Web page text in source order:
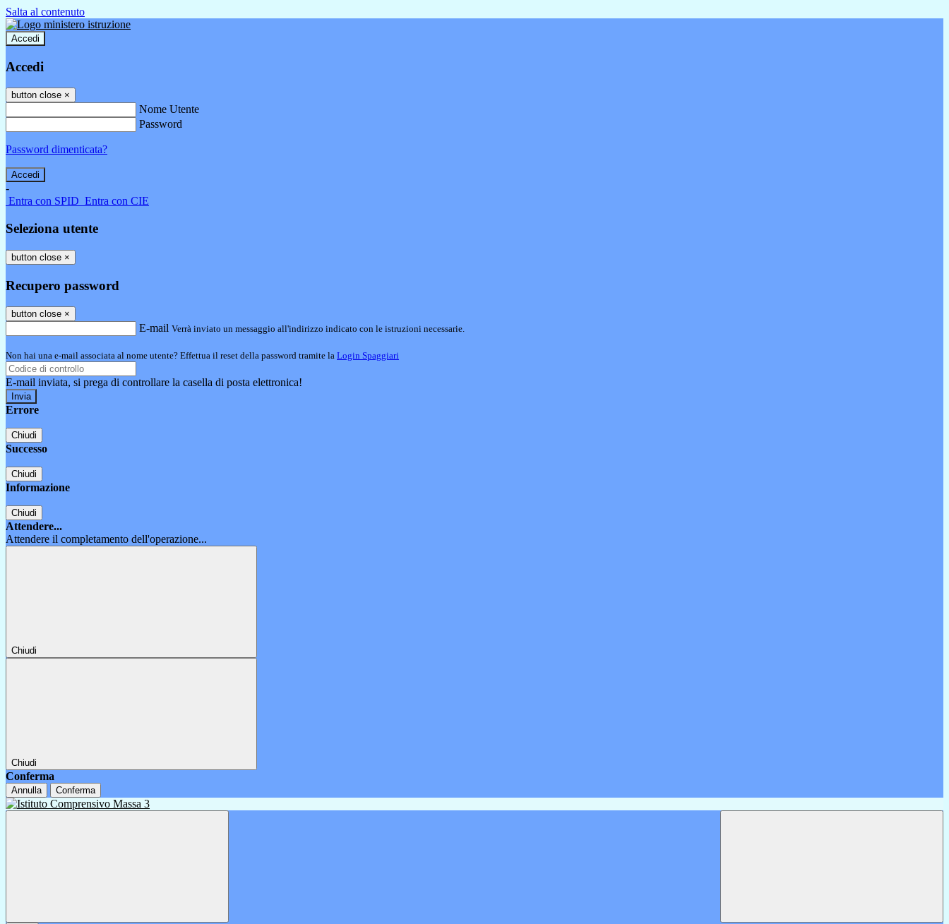
Salta al contenuto
Accedi
Accedi
button close ×
Nome Utente
Password
Password dimenticata?
-
Entra con SPID Entra con CIE
Seleziona utente
button close ×
Recupero password
button close ×
E-mail Verrà inviato un messaggio all'indirizzo indicato con le istruzioni necessarie.
Non hai una e-mail associata al nome utente? Effettua il reset della password tramite la Login Spaggiari
E-mail inviata, si prega di controllare la casella di posta elettronica!
Errore
Chiudi
Successo
Chiudi
Informazione
Chiudi
Attendere...
Attendere il completamento dell'operazione...
Chiudi
Chiudi
Conferma
Annulla Conferma